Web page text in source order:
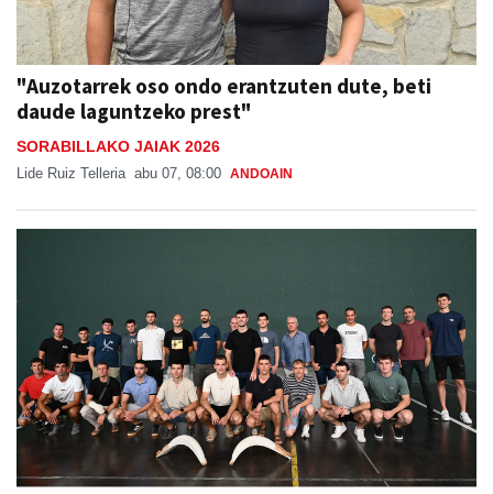
"Auzotarrek oso ondo erantzuten dute, beti
daude laguntzeko prest"
SORABILLAKO JAIAK 2026
Lide Ruiz Telleria abu 07, 08:00 ANDOAIN